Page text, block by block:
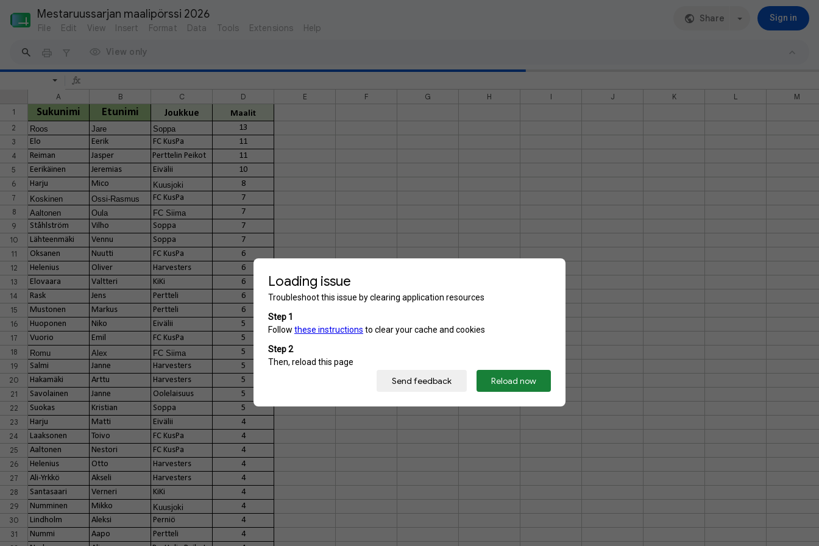
Mestaruussarjan maalipörssi 2026 Share Sign in
File Edit View Insert Format Data Tools Extensions Help
View only
A B C D E F G H I J K L
M
1
Sukunimi Etunimi Joukkue
Maalit
2
Roos Jare Soppa
13
3
Elo Eerik FC KusPa
11
4
Reiman Jasper Perttelin Peikot
11
5
Eerikäinen Jeremias Eivälii
10
6
Harju Mico Kuusjoki
8
7
Koskinen Ossi-Rasmus FC KusPa
7
8
Aaltonen Oula FC Siima
7
9
Ståhlström Vilho Soppa
7
10
Lähteenmäki Vennu Soppa
7
11
Oksanen Nuutti FC KusPa
6
12
Helenius Oliver Harvesters
6
13
Elovaara Valtteri KiKi
6
14
Rask Jens Pertteli
6
15
Mustonen Markus Pertteli
6
16
Huoponen Niko Eivälii
5
17
Vuorio Emil FC KusPa
5
18
Romu Alex FC Siima
5
19
Salmi Janne Harvesters
5
20
Hakamäki Arttu Harvesters
5
21
Savolainen Janne Oolelaisuus
5
22
Suokas Kristian Soppa
5
23
Harju Matti Eivälii
4
24
Laaksonen Toivo FC KusPa
4
25
Aaltonen Nestori FC KusPa
4
26
Helenius Otto Harvesters
4
27
Ali-Yrkkö Akseli Harvesters
4
28
Santasaari Verneri KiKi
4
29
Numminen Mikko Kuusjoki
4
30
Lindholm Aleksi Perniö
4
31
Nummi Aapo Pertteli
4